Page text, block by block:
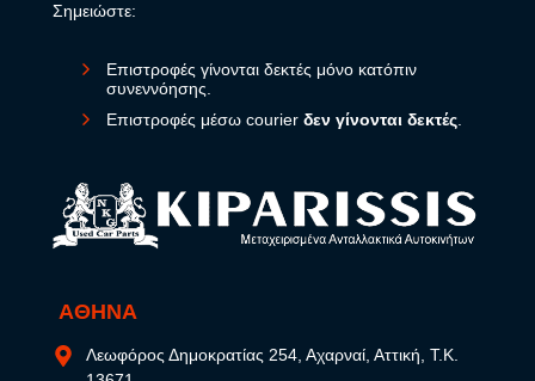
Σημειώστε:
Επιστροφές γίνονται δεκτές μόνο κατόπιν
συνεννόησης.
Επιστροφές μέσω courier δεν γίνονται δεκτές
ΑΘΗΝΑ
Λεωφόρος Δημοκρατίας 254, Αχαρναί, Αττική, Τ.Κ.